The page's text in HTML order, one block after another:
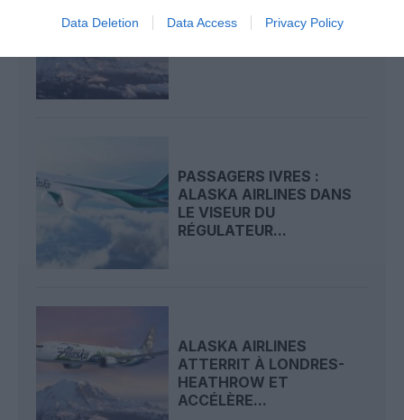
Data Deletion Data Access Privacy Policy
ALASKA ET HAWAIIAN
AIRLINES MONTENT EN
PASSAGERS IVRES :
ALASKA AIRLINES DANS
LE VISEUR DU
RÉGULATEUR...
ALASKA AIRLINES
ATTERRIT À LONDRES-
HEATHROW ET
ACCÉLÈRE...